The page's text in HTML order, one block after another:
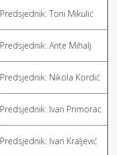
Predsjednik: Toni Mikulić
Predsjednik: Ante Mihalj
Predsjednik: Nikola Kordić
Predsjednik: Ivan Primorac
Predsjednik: Ivan Kraljević